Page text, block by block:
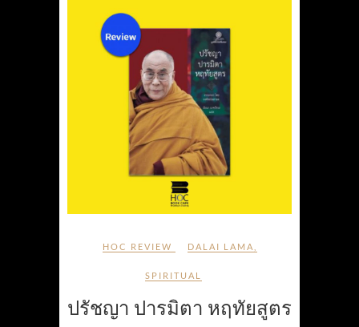
HOC REVIEW DALAI LAMA
SPIRITUAL
ปรัชญา ปารมิตา หฤทัยสูตร